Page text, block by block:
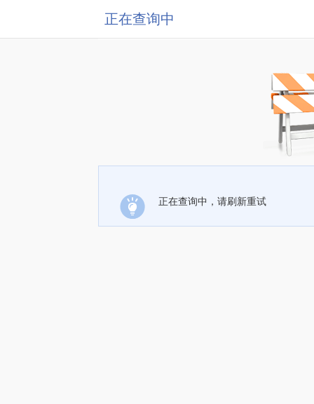
正在查询中
正在查询中，请刷新重试